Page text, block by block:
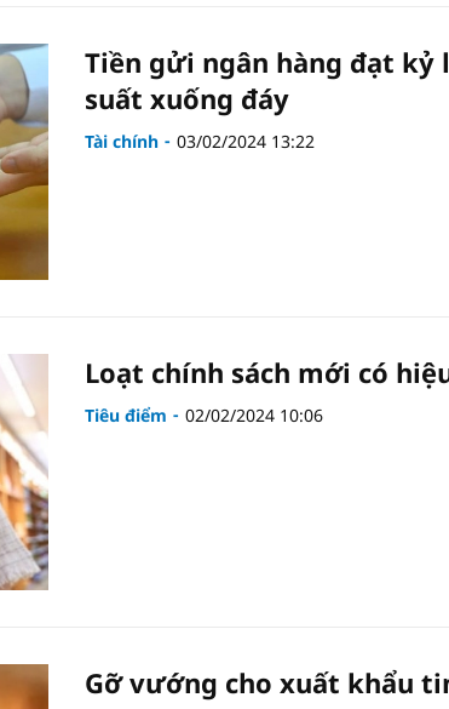
Tiền gửi ngân hàng đạt kỷ
suất xuống đáy
Tài chính 03/02/2024 13:22
Loạt chính sách mới có
Tiêu điểm 02/02/2024 10:06
Gỡ vướng cho xuất khẩu